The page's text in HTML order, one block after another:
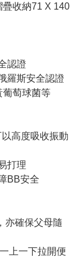
疊收納71 X 140
認證
羅斯安全認證
萄球菌等
高度吸收振動
打理
BB安全
亦確保父母隨
上一下拉開便